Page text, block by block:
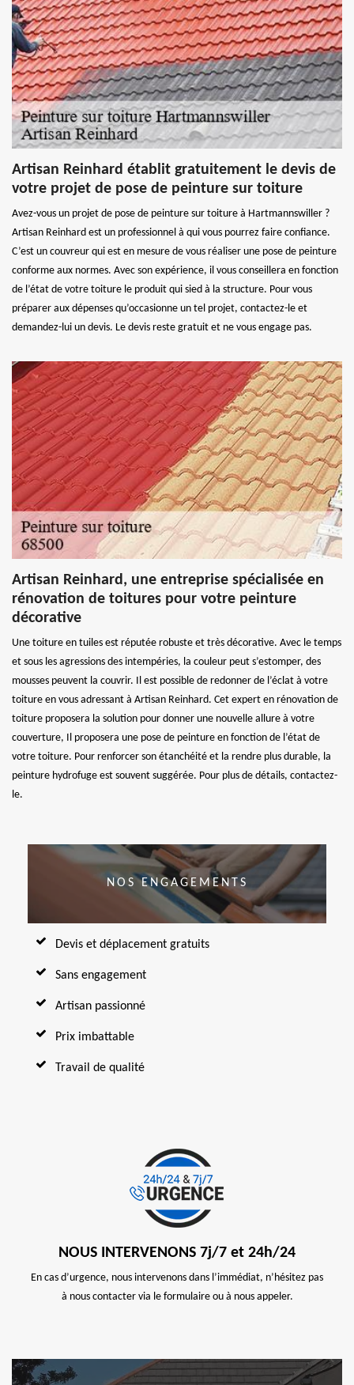
Artisan Reinhard établit gratuitement le devis de
votre projet de pose de peinture sur toiture
Avez-vous un projet de pose de peinture sur toiture à Hartmannswiller ?
Artisan Reinhard est un professionnel à qui vous pourrez faire confiance.
C’est un couvreur qui est en mesure de vous réaliser une pose de peinture
conforme aux normes. Avec son expérience, il vous conseillera en fonction
de l’état de votre toiture le produit qui sied à la structure. Pour vous
préparer aux dépenses qu’occasionne un tel projet, contactez-le et
demandez-lui un devis. Le devis reste gratuit et ne vous engage pas.
Artisan Reinhard, une entreprise spécialisée en
rénovation de toitures pour votre peinture
décorative
Une toiture en tuiles est réputée robuste et très décorative. Avec le temps
et sous les agressions des intempéries, la couleur peut s’estomper, des
mousses peuvent la couvrir. Il est possible de redonner de l’éclat à votre
toiture en vous adressant à Artisan Reinhard. Cet expert en rénovation de
toiture proposera la solution pour donner une nouvelle allure à votre
couverture, Il proposera une pose de peinture en fonction de l’état de
votre toiture. Pour renforcer son étanchéité et la rendre plus durable, la
peinture hydrofuge est souvent suggérée. Pour plus de détails, contactez-
le.
NOS ENGAGEMENTS
Devis et déplacement gratuits
Sans engagement
Artisan passionné
Prix imbattable
Travail de qualité
NOUS INTERVENONS 7j/7 et 24h/24
En cas d’urgence, nous intervenons dans l’immédiat, n’hésitez pas
à nous contacter via le formulaire ou à nous appeler.